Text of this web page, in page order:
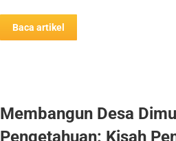
Baca artikel
Membangun Desa
Pengetahuan: Kisah